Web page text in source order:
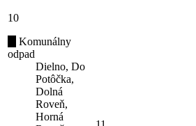
10
Komunálny
odpad
Dielno, Do
Potôčka,
Dolná
Roveň,
Horná